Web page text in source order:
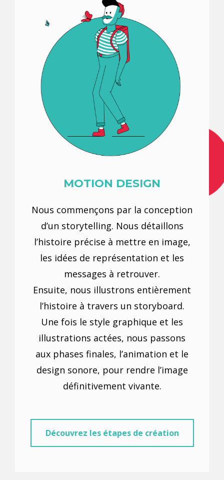
MOTION DESIGN
Nous commençons par la conception
d’un storytelling. Nous détaillons
l’histoire précise à mettre en image,
les idées de représentation et les
messages à retrouver.
Ensuite, nous illustrons entièrement
l’histoire à travers un storyboard.
Une fois le style graphique et les
illustrations actées, nous passons
aux phases finales, l’animation et le
design sonore, pour rendre l’image
définitivement vivante.
Découvrez les étapes de création